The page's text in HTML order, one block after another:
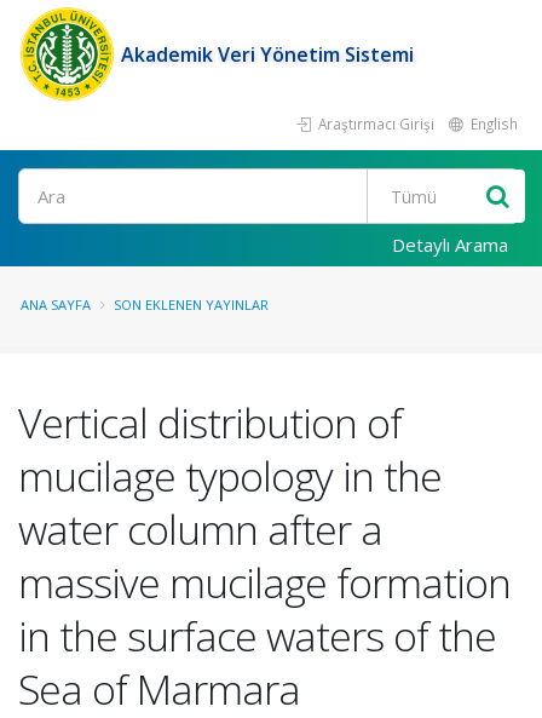
Akademik Veri Yönetim Sistemi
Araştırmacı Girişi English
Ara
Detaylı Arama
ANA SAYFA SON EKLENEN YAYINLAR
Vertical distribution of
mucilage typology in the
water column after a
massive mucilage formation
in the surface waters of the
Sea of Marmara